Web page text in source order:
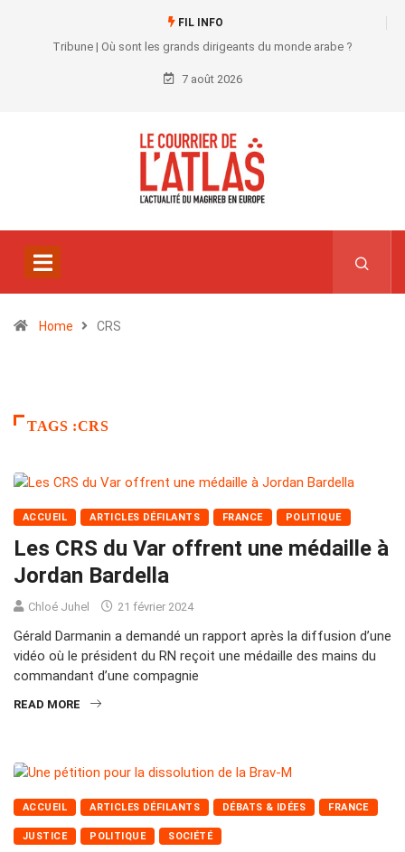
FIL INFO
Tribune | Où sont les grands dirigeants du monde arabe ?
7 août 2026
Home CRS
TAGS :CRS
ACCUEIL ARTICLES DÉFILANTS FRANCE POLITIQUE
Les CRS du Var offrent une médaille à
Jordan Bardella
Chloé Juhel 21 février 2024
Gérald Darmanin a demandé un rapport après la diffusion d’une
vidéo où le président du RN reçoit une médaille des mains du
commandant d’une compagnie
READ MORE
ACCUEIL ARTICLES DÉFILANTS DÉBATS & IDÉES FRANCE
JUSTICE POLITIQUE SOCIÉTÉ